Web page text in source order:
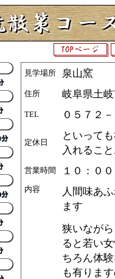
見学場所 泉山窯
住所 岐阜県土
TEL ０５７２
定休日
といって
入れるこ
営業時間 １０：０
内容
人間味あ
ます
狭いなが
ると若い
ちろん体
も有りま